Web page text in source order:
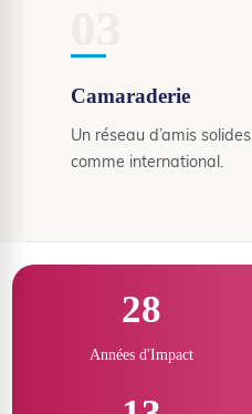
Camaraderie
Un réseau d’amis
comme international.
28
Années d'Impact